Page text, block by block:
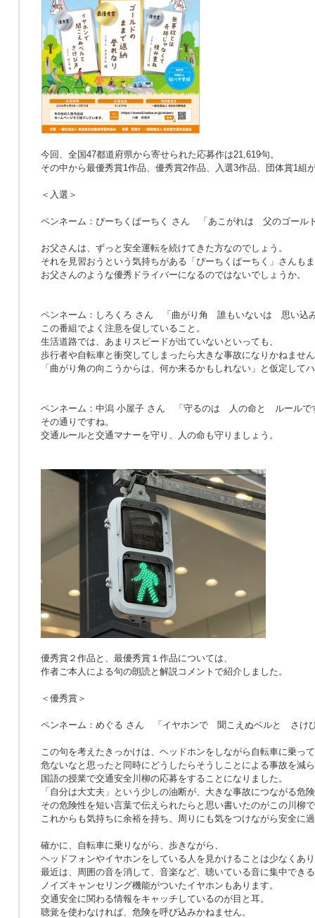
今回、全国47都道府県から寄せられた応募作は21,619句。
その中から最優秀賞1作品、優秀賞2作品、入選3作品、団体賞1組
＜入選＞
ペンネーム：ぴーちくぱーちく さん 「あこがれは 父のゴール
お父さんは、ずっと安全運転を続けてきた方なのでしょう。
それを見習おうという気持ちがある「ぴーちくぱーちく」さんも
お父さんのような優秀ドライバーになるのではないでしょうか。
ペンネーム：しろくろ さん
「曲がり角 誰もいないは 思い込
この番組でよく注意を促していること。
生活道路では、あまりスピードが出ていないといっても、
歩行者や自転車と衝突してしまったら大きな事故になりかねませ
「曲がり角の向こうからは、何か来るかもしれない」と仮定して
ペンネーム：中潟 小屋子 さん 「 守るのは 人の命と ルールで
その通りですね。
交通ルールと交通マナーを守り、人の命も守りましょう。
優秀賞２作品と、最優秀賞１作品については、
作者ご本人による句の朗読と解説コメントで紹介しました。
＜優秀賞＞
ペンネーム：めぐる さん 「イヤホンで 聞こえぬベルと さけ
この句を考えたきっかけは、ヘッドホンをしながら自転車に乗っ
危ないなと思ったと同時にどうしたらそうしことによる事故を減
国語の授業で交通安全川柳の応募をすることになりました。
「自分は大丈夫」という少しの油断が、大きな事故につながる危
その危険性を短い言葉で伝えられたらと思い書いたのがこの川柳
これからも気持ちに余裕を持ち、周りにも気をつけながら安全に
確かに、自転車に乗りながら、歩きながら、
ヘッドフォンやイヤホンをしている人を見かけることは少なくあ
最近は、周囲の音を消して、音楽など、聴いている音に集中できる
ノイズキャンセリング機能がついたイヤホンもあります。
交通安全に関わる情報をキャッチしているのが目と耳。
聴覚を使わなければ、危険を呼び込みかねません。